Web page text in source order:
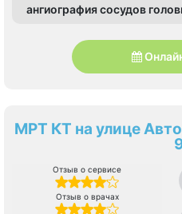
ангиография сосудов
МРТ КТ на улице
Отзыв о сервисе
Отзыв о врачах